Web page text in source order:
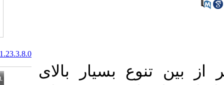
بسیار بالای
20.1001.1.16807154.1401.23.3.8.0